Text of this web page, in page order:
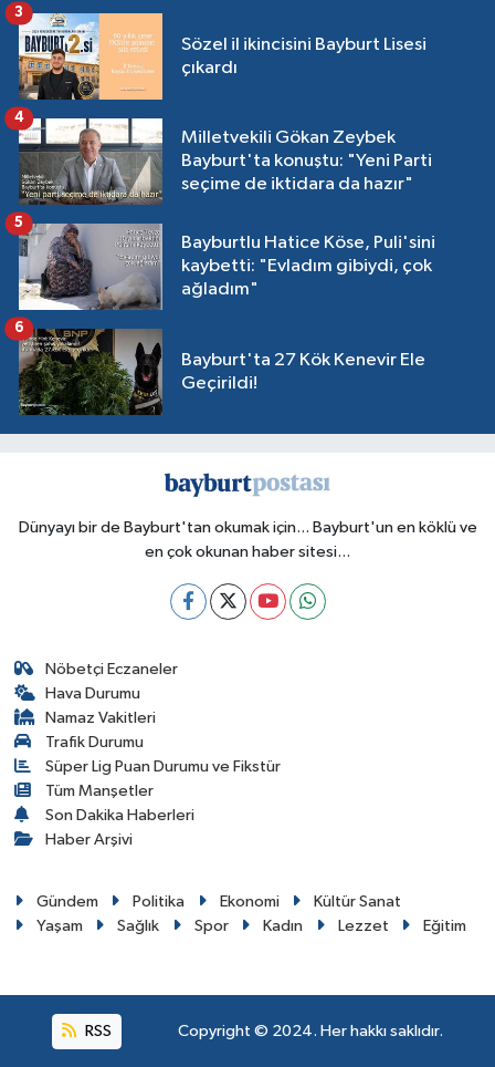
Sözel il ikincisini Bayburt Lisesi
çıkardı
3
Milletvekili Gökan Zeybek
Bayburt'ta konuştu: "Yeni Parti
seçime de iktidara da hazır"
4
Bayburtlu Hatice Köse, Puli'sini
kaybetti: "Evladım gibiydi, çok
ağladım"
5
Bayburt'ta 27 Kök Kenevir Ele
Geçirildi!
6
Dünyayı bir de Bayburt'tan okumak için... Bayburt'un en köklü ve
en çok okunan haber sitesi...
Nöbetçi Eczaneler
Hava Durumu
Namaz Vakitleri
Trafik Durumu
Süper Lig Puan Durumu ve Fikstür
Tüm Manşetler
Son Dakika Haberleri
Haber Arşivi
Gündem Politika Ekonomi
Kültür Sanat
Yaşam
Sağlık Spor Kadın Lezzet Eğitim
RSS Copyright © 2024. Her hakkı saklıdır.